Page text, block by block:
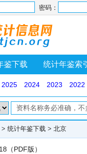
密码：
鉴下载 统计年鉴索引
2025 2024 2023 2022
> 统计年鉴下载 > 北京
（PDF版）